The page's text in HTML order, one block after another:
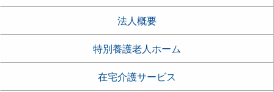
法人概要
特別養護老人ホーム
在宅介護サービス